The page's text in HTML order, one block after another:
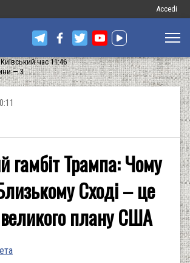
Меню
запису
Accedi
час 11:46
— 3
гамбіт Трампа: Чому
Сході – це
плану США